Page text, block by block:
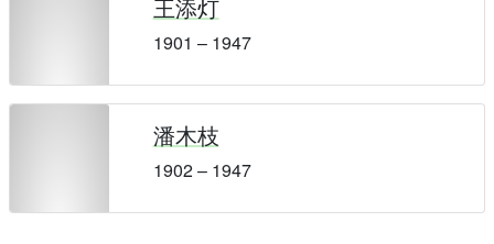
王添灯
1901 – 1947
潘木枝
1902 – 1947